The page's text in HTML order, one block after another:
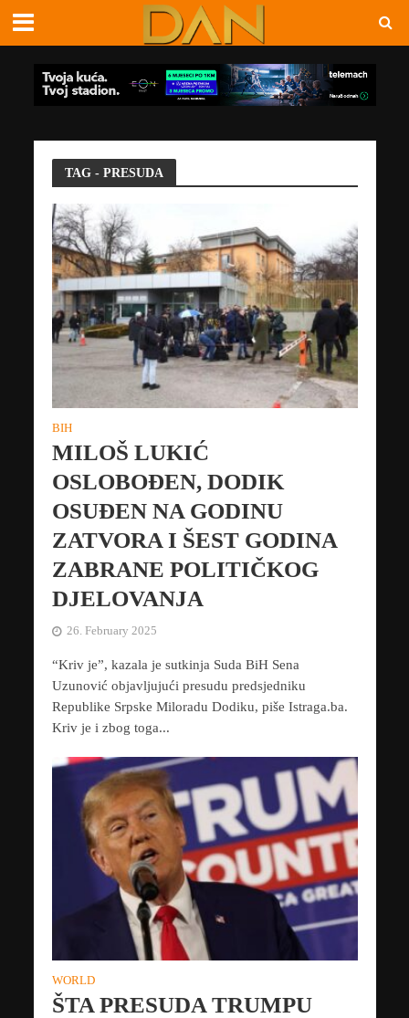
TAG - PRESUDA
BIH
MILOŠ LUKIĆ
OSLOBOĐEN, DODIK
OSUĐEN NA GODINU
ZATVORA I ŠEST GODINA
ZABRANE POLITIČKOG
DJELOVANJA
26. February 2025
“Kriv je”, kazala je sutkinja Suda BiH Sena
Uzunović objavljujući presudu predsjedniku
Republike Srpske Miloradu Dodiku, piše Istraga.ba.
Kriv je i zbog toga...
WORLD
ŠTA PRESUDA TRUMPU